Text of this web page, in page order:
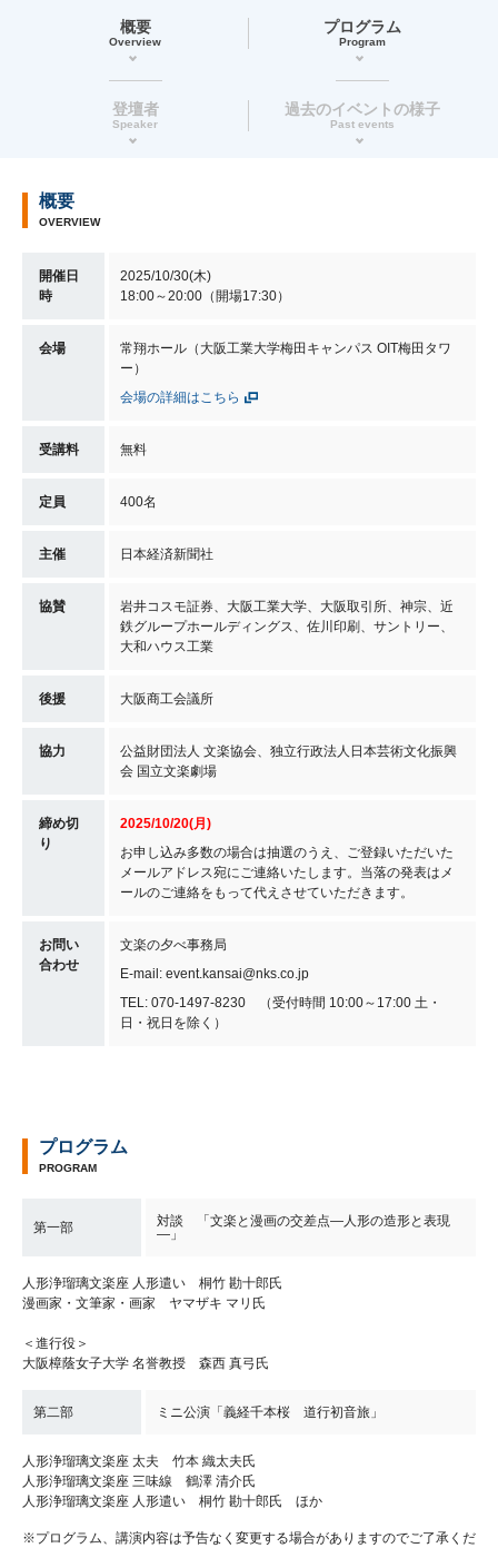
概要
Overview
プログラム
Program
登壇者
Speaker
過去のイベントの様子
Past events
概要
OVERVIEW
開催日
時
2025/10/30(木)
18:00～20:00（開場17:30）
会場
常翔ホール（大阪工業大学梅田キャンパス OIT梅田タワ
ー）
会場の詳細はこちら
受講料 無料
定員 400名
主催 日本経済新聞社
協賛
岩井コスモ証券、大阪工業大学、大阪取引所、神宗、近
鉄グループホールディングス、佐川印刷、サントリー、
大和ハウス工業
後援 大阪商工会議所
協力
公益財団法人 文楽協会、独立行政法人日本芸術文化振興
会 国立文楽劇場
締め切
り
2025/10/20(月)
お申し込み多数の場合は抽選のうえ、ご登録いただいた
メールアドレス宛にご連絡いたします。当落の発表はメ
ールのご連絡をもって代えさせていただきます。
お問い
合わせ
文楽の夕べ事務局
E-mail: event.kansai@nks.co.jp
TEL: 070-1497-8230 （受付時間 10:00～17:00 土・
日・祝日を除く）
プログラム
PROGRAM
第一部
対談 「文楽と漫画の交差点―人形の造形と表現
―」
人形浄瑠璃文楽座 人形遣い 桐竹 勘十郎氏
漫画家・文筆家・画家 ヤマザキ マリ氏
＜進行役＞
大阪樟蔭女子大学 名誉教授 森西 真弓氏
第二部 ミニ公演「義経千本桜 道行初音旅」
人形浄瑠璃文楽座 太夫 竹本 織太夫氏
人形浄瑠璃文楽座 三味線 鶴澤 清介氏
人形浄瑠璃文楽座 人形遣い 桐竹 勘十郎氏 ほか
※プログラム、講演内容は予告なく変更する場合がありますのでご了承くだ